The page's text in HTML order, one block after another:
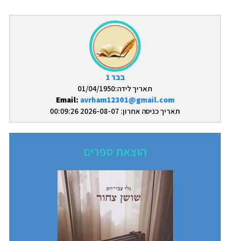
בבר 1
תאריך לידה:01/04/1950
Email: avrham12301@gmail.com
תאריך כניסה אחרון: 2026-08-07 00:09:26
הוצאת ספרים